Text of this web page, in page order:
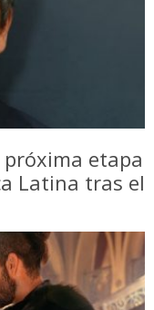
etapa
Latina tras el